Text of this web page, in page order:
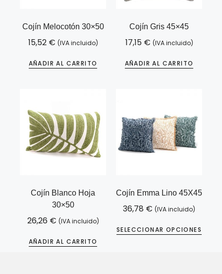
Cojín Melocotón 30×50
15,52 € (IVA incluido)
AÑADIR AL CARRITO
Cojín Gris 45×45
17,15 € (IVA incluido)
AÑADIR AL CARRITO
Cojín Blanco Hoja
30×50
26,26 € (IVA incluido)
AÑADIR AL CARRITO
Cojín Emma Lino 45X45
36,78 € (IVA incluido)
SELECCIONAR OPCIONES